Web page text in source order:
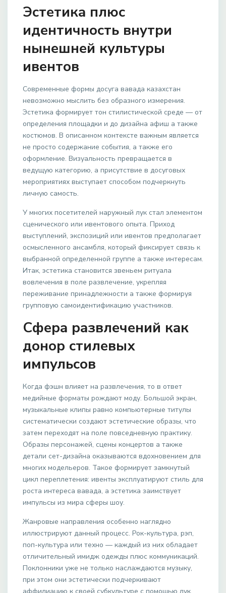
Эстетика плюс
идентичность внутри
нынешней культуры
ивентов
Современные формы досуга вавада казахстан
невозможно мыслить без образного измерения.
Эстетика формирует тон стилистической среде — от
определения площадки и до дизайна афиш а также
костюмов. В описанном контексте важным является
не просто содержание события, а также его
оформление. Визуальность превращается в
ведущую категорию, а присутствие в досуговых
мероприятиях выступает способом подчеркнуть
личную самость.
У многих посетителей наружный лук стал элементом
сценического или ивентового опыта. Приход
выступлений, экспозиций или ивентов предполагает
осмысленного ансамбля, который фиксирует связь к
выбранной определенной группе а также интересам.
Итак, эстетика становится звеньем ритуала
вовлечения в поле развлечение, укрепляя
переживание принадлежности а также формируя
групповую самоидентификацию участников.
Сфера развлечений как
донор стилевых
импульсов
Когда фэшн влияет на развлечения, то в ответ
медийные форматы рождают моду. Большой экран,
музыкальные клипы равно компьютерные титулы
систематически создают эстетические образы, что
затем переходят на поле повседневную практику.
Образы персонажей, сцены концертов а также
детали сет-дизайна оказываются вдохновением для
многих модельеров. Такое формирует замкнутый
цикл переплетения: ивенты эксплуатируют стиль для
роста интереса вавада, а эстетика заимствует
импульсы из мира сферы шоу.
Жанровые направления особенно наглядно
иллюстрируют данный процесс. Рок-культура, рэп,
поп-культура или техно — каждый из них обладает
отличительный имидж одежды плюс коммуникаций.
Поклонники уже не только наслаждаются музыку,
при этом они эстетически подчеркивают